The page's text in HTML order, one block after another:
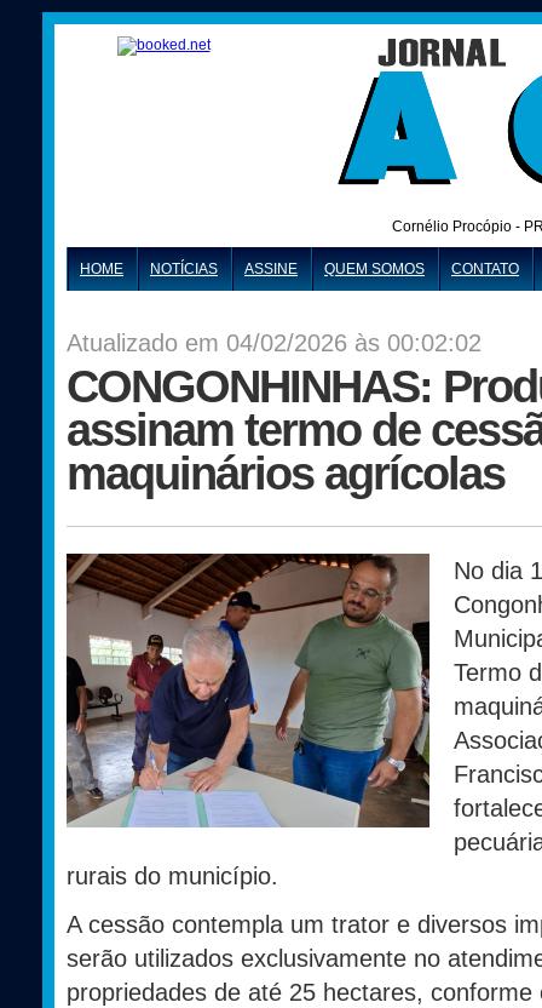
Cornélio Procópio -
HOME NOTÍCIAS ASSINE QUEM SOMOS CONTATO
Atualizado em 04/02/2026 às 00:02:02
CONGONHINHAS:
assinam termo de
maquinários agrícolas
No dia
Termo
rurais do município.
A cessão contempla um trator e diversos
serão utilizados exclusivamente no
propriedades de até 25 hectares,